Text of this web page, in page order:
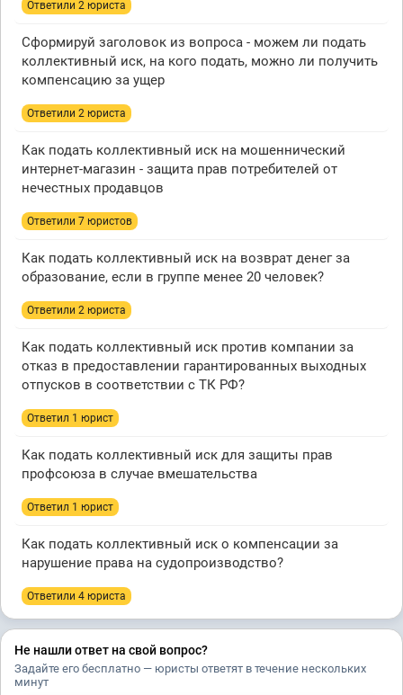
Ответили 2 юристa
Сформируй заголовок из вопроса - можем ли подать
коллективный иск, на кого подать, можно ли получить
компенсацию за ущер
Ответили 2 юристa
Как подать коллективный иск на мошеннический
интернет-магазин - защита прав потребителей от
нечестных продавцов
Ответили 7 юристов
Как подать коллективный иск на возврат денег за
образование, если в группе менее 20 человек?
Ответили 2 юристa
Как подать коллективный иск против компании за
отказ в предоставлении гарантированных выходных
отпусков в соответствии с ТК РФ?
Ответил 1 юрист
Как подать коллективный иск для защиты прав
профсоюза в случае вмешательства
Ответил 1 юрист
Как подать коллективный иск о компенсации за
нарушение права на судопроизводство?
Ответили 4 юристa
Не нашли ответ на свой вопрос?
Задайте его бесплатно — юристы ответят в течение нескольких
минут